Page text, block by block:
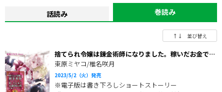
守銭奴となったクロエは、
敵国の元将軍で超美形のジュリアスを奴隷闘技場で購入。
クロエは錬金術の素材集めの護衛にしたのだが…⁉︎
顔良しスタイル良し性格最悪⁉︎ のジュリアスに弄ばれるうちに、
なぜだか少しずつ彼に惹かれていき…!?
話読み 巻読み
↑↓ 並び替え
捨てられ令嬢は錬金術師になりました。稼いだお金で元
敵国の将を購入します。【電子版特典付】 ３
束原ミヤコ/椎名咲月
2023/5/2（火）発売
※電子版は書き下ろしショートストーリー